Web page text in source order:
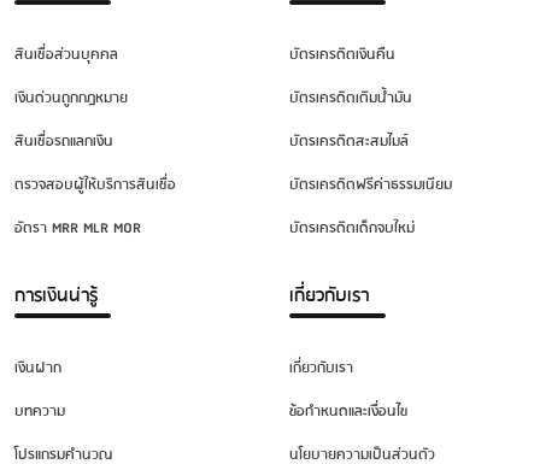
สินเชื่อส่วนบุคคล
เงินด่วนถูกกฎหมาย
สินเชื่อรถแลกเงิน
ตรวจสอบผู้ให้บริการสินเชื่อ
อัตรา MRR MLR MOR
บัตรเครดิตเงินคืน
บัตรเครดิตเติมน้ำมัน
บัตรเครดิตสะสมไมล์
บัตรเครดิตฟรีค่าธรรมเนียม
บัตรเครดิตเด็กจบใหม่
การเงินน่ารู้
เงินฝาก
บทความ
โปรแกรมคำนวณ
เกี่ยวกับเรา
เกี่ยวกับเรา
ข้อกำหนดและเงื่อนไข
นโยบายความเป็นส่วนตัว